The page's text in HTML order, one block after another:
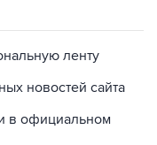
ленту
новостей сайта
в официальном